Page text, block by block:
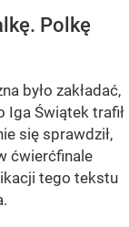
Polkę
było zakładać,
Iga Świątek trafił
się sprawdził,
ćwierćfinale
tego tekstu